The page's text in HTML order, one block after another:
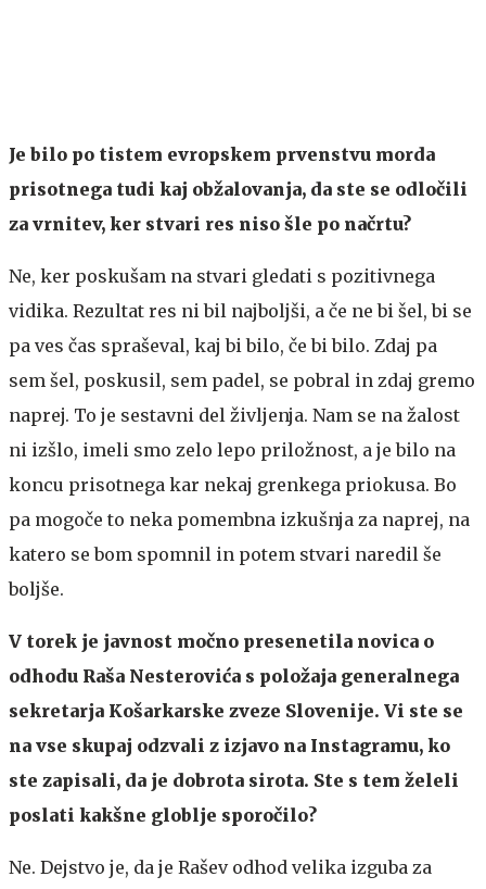
Je bilo po tistem evropskem prvenstvu morda
prisotnega tudi kaj obžalovanja, da ste se odločili
za vrnitev, ker stvari res niso šle po načrtu?
Ne, ker poskušam na stvari gledati s pozitivnega
vidika. Rezultat res ni bil najboljši, a če ne bi šel, bi se
pa ves čas spraševal, kaj bi bilo, če bi bilo. Zdaj pa
sem šel, poskusil, sem padel, se pobral in zdaj gremo
naprej. To je sestavni del življenja. Nam se na žalost
ni izšlo, imeli smo zelo lepo priložnost, a je bilo na
koncu prisotnega kar nekaj grenkega priokusa. Bo
pa mogoče to neka pomembna izkušnja za naprej, na
katero se bom spomnil in potem stvari naredil še
boljše.
V torek je javnost močno presenetila novica o
odhodu Raša Nesterovića s položaja generalnega
sekretarja Košarkarske zveze Slovenije. Vi ste se
na vse skupaj odzvali z izjavo na Instagramu, ko
ste zapisali, da je dobrota sirota. Ste s tem želeli
poslati kakšne globlje sporočilo?
Ne. Dejstvo je, da je Rašev odhod velika izguba za